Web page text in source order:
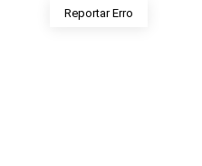
Reportar Erro